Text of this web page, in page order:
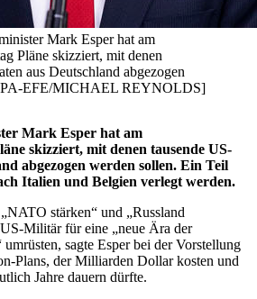
Mark Esper hat am
Pläne skizziert, mit denen
aus Deutschland abgezogen
EFE/MICHAEL REYNOLDS]
Mark Esper hat am
skizziert, mit denen tausende US-
abgezogen werden sollen. Ein Teil
Italien und Belgien verlegt werden.
stärken“ und „Russland
Militär für eine „neue Ära der
sagte Esper bei der Vorstellung
Plans, der Milliarden Dollar kosten und
Jahre dauern dürfte.